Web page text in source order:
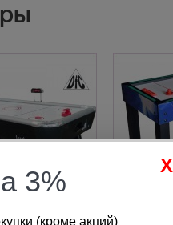
3%
(кроме акций)